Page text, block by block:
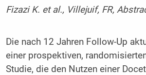
Fizazi K. et al., Villejuif, FR,
Die nach 12 Jahren Follow-Up
einer prospektiven,
Studie, die den Nutzen einer